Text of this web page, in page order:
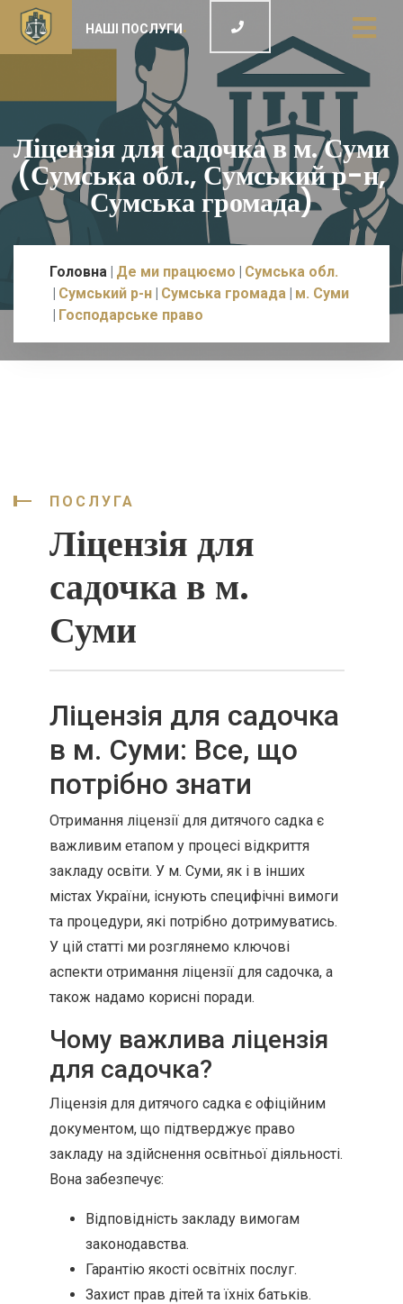
НАШІ ПОСЛУГИ
Ліцензія для садочка в м. Суми
(Сумська обл., Сумський р-н,
Сумська громада)
Головна Де ми працюємо
Сумська обл.
Сумський р-н Сумська громада м. Суми
Господарське право
ПОСЛУГА
Ліцензія для
садочка в м.
Суми
Ліцензія для садочка
в м. Суми: Все, що
потрібно знати
Отримання ліцензії для дитячого садка є
важливим етапом у процесі відкриття
закладу освіти. У м. Суми, як і в інших
містах України, існують специфічні вимоги
та процедури, які потрібно дотримуватись.
У цій статті ми розглянемо ключові
аспекти отримання ліцензії для садочка, а
також надамо корисні поради.
Чому важлива ліцензія
для садочка?
Ліцензія для дитячого садка є офіційним
документом, що підтверджує право
закладу на здійснення освітньої діяльності.
Вона забезпечує:
Відповідність закладу вимогам
законодавства.
Гарантію якості освітніх послуг.
Захист прав дітей та їхніх батьків.